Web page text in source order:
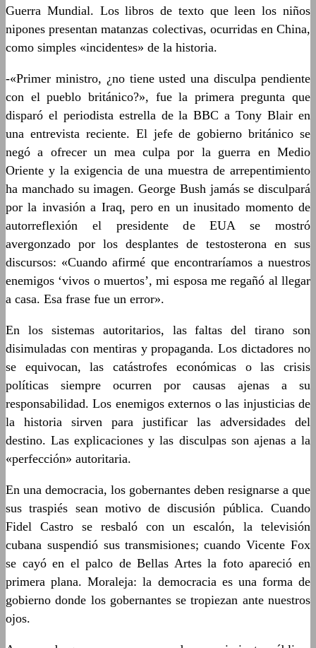
Guerra Mundial. Los libros de texto que leen los niños
nipones presentan matanzas colectivas, ocurridas en China,
como simples «incidentes» de la historia.
-«Primer ministro, ¿no tiene usted una disculpa pendiente
con el pueblo británico?», fue la primera pregunta que
disparó el periodista estrella de la BBC a Tony Blair en
una entrevista reciente. El jefe de gobierno británico se
negó a ofrecer un mea culpa por la guerra en Medio
Oriente y la exigencia de una muestra de arrepentimiento
ha manchado su imagen. George Bush jamás se disculpará
por la invasión a Iraq, pero en un inusitado momento de
autorreflexión el presidente de EUA se mostró
avergonzado por los desplantes de testosterona en sus
discursos: «Cuando afirmé que encontraríamos a nuestros
enemigos ‘vivos o muertos’, mi esposa me regañó al llegar
a casa. Esa frase fue un error».
En los sistemas autoritarios, las faltas del tirano son
disimuladas con mentiras y propaganda. Los dictadores no
se equivocan, las catástrofes económicas o las crisis
políticas siempre ocurren por causas ajenas a su
responsabilidad. Los enemigos externos o las injusticias de
la historia sirven para justificar las adversidades del
destino. Las explicaciones y las disculpas son ajenas a la
«perfección» autoritaria.
En una democracia, los gobernantes deben resignarse a que
sus traspiés sean motivo de discusión pública. Cuando
Fidel Castro se resbaló con un escalón, la televisión
cubana suspendió sus transmisiones; cuando Vicente Fox
se cayó en el palco de Bellas Artes la foto apareció en
primera plana. Moraleja: la democracia es una forma de
gobierno donde los gobernantes se tropiezan ante nuestros
ojos.